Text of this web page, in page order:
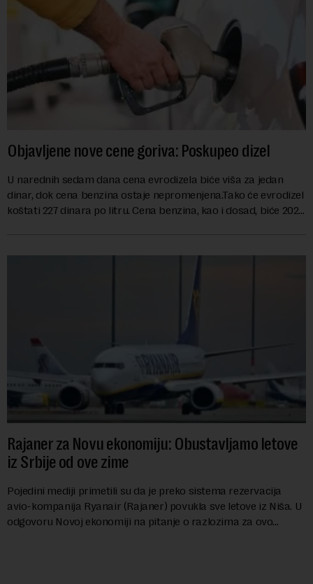
Objavljene nove cene goriva: Poskupeo dizel
U narednih sedam dana cena evrodizela biće viša za jedan
dinar, dok cena benzina ostaje nepromenjena.Tako će evrodizel
koštati 227 dinara po litru. Cena benzina, kao i dosad, biće 202
Rajaner za Novu ekonomiju: Obustavljamo letove
iz Srbije od ove zime
Pojedini mediji primetili su da je preko sistema rezervacija
avio-kompanija Ryanair (Rajaner) povukla sve letove iz Niša. U
odgovoru Novoj ekonomiji na pitanje o razlozima za ovo